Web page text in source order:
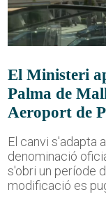
El Ministeri
Palma de
Aeroport de
El canvi s'adapta
denominació
s'obri un període
modificació es